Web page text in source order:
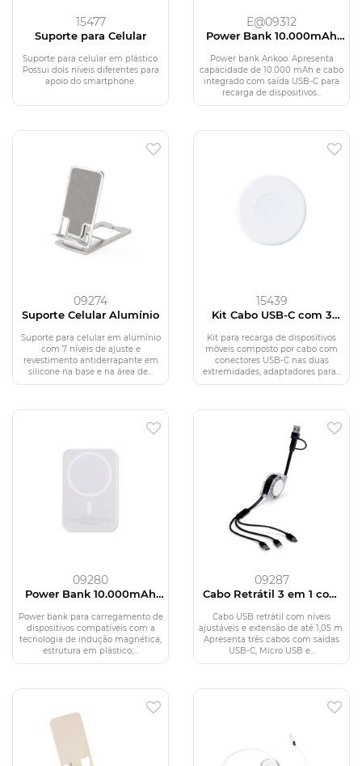
15477
Suporte para Celular
Suporte para celular em plástico.
Possui dois níveis diferentes para
apoio do smartphone.
E@09312
Power Bank 10.000mAh
Power bank Ankoo. Apresenta
capacidade de 10.000 mAh e cabo
integrado com saída USB-C para
recarga de dispositivos...
09274
Suporte Celular Alumínio
Suporte para celular em alumínio
com 7 níveis de ajuste e
revestimento antiderrapante em
silicone na base e na área de...
15439
Kit Cabo USB-C com 3
Kit para recarga de dispositivos
móveis composto por cabo com
conectores USB-C nas duas
extremidades, adaptadores para...
09280
Power Bank 10.000mAh
Indução
Power bank para carregamento de
dispositivos compatíveis com a
tecnologia de indução magnética,
estrutura em plástico,...
09287
Cabo Retrátil 3 em 1 com
Cabo USB retrátil com níveis
ajustáveis e extensão de até 1,05 m.
Apresenta três cabos com saídas
USB-C, Micro USB e...